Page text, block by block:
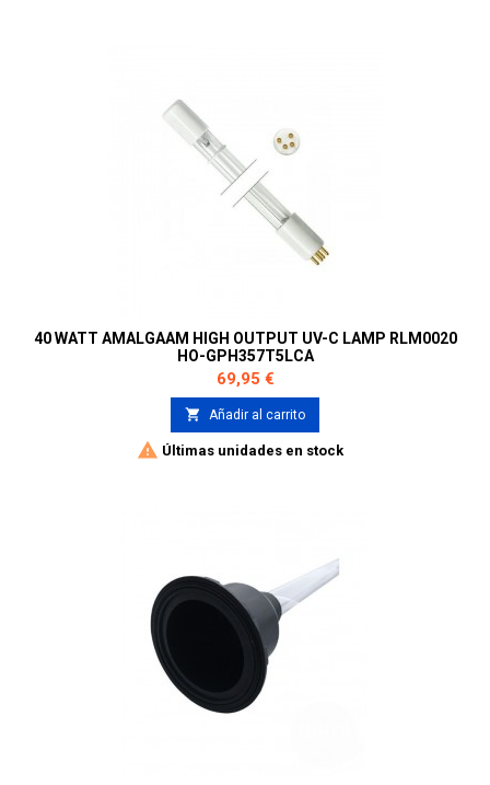
40 WATT AMALGAAM HIGH OUTPUT UV-C LAMP RLM0020
HO-GPH357T5LCA
Precio
69,95 €
 Añadir al carrito
 Últimas unidades en stock